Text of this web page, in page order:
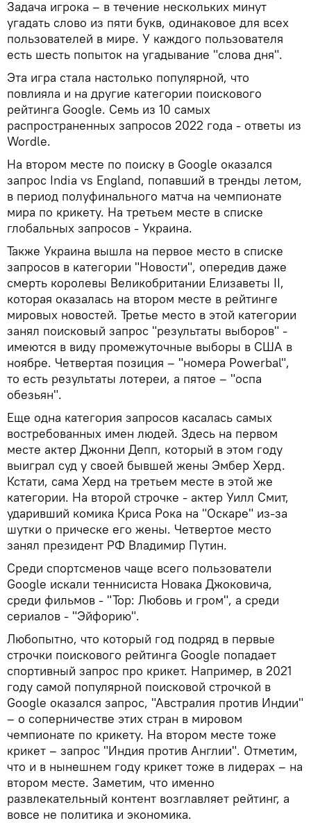
Задача игрока – в течение нескольких минут
угадать слово из пяти букв, одинаковое для всех
пользователей в мире. У каждого пользователя
есть шесть попыток на угадывание "слова дня".
Эта игра стала настолько популярной, что
повлияла и на другие категории поискового
рейтинга Google. Семь из 10 самых
распространенных запросов 2022 года - ответы из
Wordle.
На втором месте по поиску в Google оказался
запрос India vs England, попавший в тренды летом,
в период полуфинального матча на чемпионате
мира по крикету. На третьем месте в списке
глобальных запросов - Украина.
Также Украина вышла на первое место в списке
запросов в категории "Новости", опередив даже
смерть королевы Великобритании Елизаветы II,
которая оказалась на втором месте в рейтинге
мировых новостей. Третье место в этой категории
занял поисковый запрос "результаты выборов" -
имеются в виду промежуточные выборы в США в
ноябре. Четвертая позиция – "номера Powerbal",
то есть результаты лотереи, а пятое – "оспа
обезьян".
Еще одна категория запросов касалась самых
востребованных имен людей. Здесь на первом
месте актер Джонни Депп, который в этом году
выиграл суд у своей бывшей жены Эмбер Херд.
Кстати, сама Херд на третьем месте в этой же
категории. На второй строчке - актер Уилл Смит,
ударивший комика Криса Рока на "Оскаре" из-за
шутки о прическе его жены. Четвертое место
занял президент РФ Владимир Путин.
Среди спортсменов чаще всего пользователи
Google искали теннисиста Новака Джоковича,
среди фильмов - "Тор: Любовь и гром", а среди
сериалов - "Эйфорию".
Любопытно, что который год подряд в первые
строчки поискового рейтинга Google попадает
спортивный запрос про крикет. Например, в 2021
году самой популярной поисковой строчкой в
Google оказался запрос, "Австралия против Индии"
– о соперничестве этих стран в мировом
чемпионате по крикету. На втором месте тоже
крикет – запрос "Индия против Англии". Отметим,
что и в нынешнем году крикет тоже в лидерах – на
втором месте. Заметим, что именно
развлекательный контент возглавляет рейтинг, а
вовсе не политика и экономика.